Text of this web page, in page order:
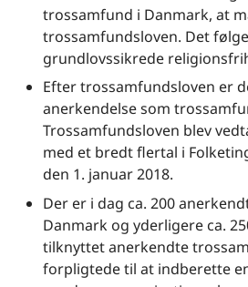
trossamfund i Danmark, at
trossamfundsloven. Det
grundlovssikrede
Efter trossamfundsloven er
anerkendelse som
Trossamfundsloven blev
med et bredt flertal i
den 1. januar 2018.
Der er i dag ca. 200
Danmark og yderligere ca.
tilknyttet anerkendte
forpligtede til at indberette